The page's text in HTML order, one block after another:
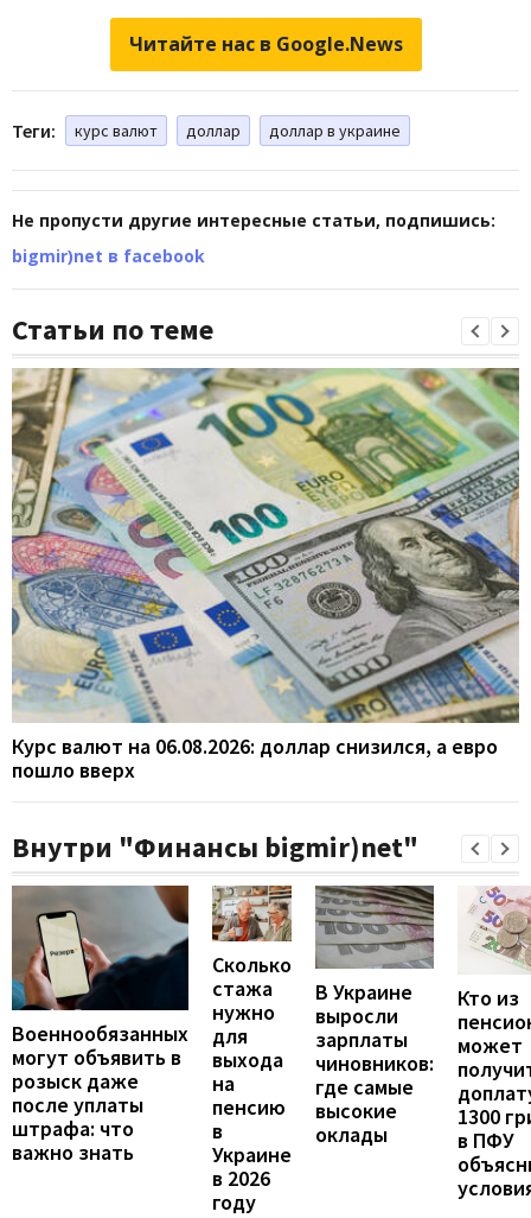
Читайте нас в Google.News
Теги: курс валют доллар доллар в украине
Не пропусти другие интересные статьи, подпишись:
bigmir)net в facebook
Статьи по теме
Курс валют на 06.08.2026: доллар снизился, а евро
пошло вверх
Внутри "Финансы bigmir)net"
Военнообязанных
могут объявить в
розыск даже
после уплаты
штрафа: что
важно знать
Сколько
стажа
нужно
для
выхода
на
пенсию
в
Украине
в 2026
году
В Украине
выросли
зарплаты
чиновников:
где самые
высокие
оклады
Кто из
может
1300
в ПФУ